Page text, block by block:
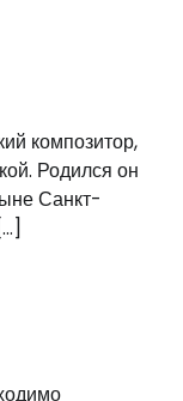
композитор,
Родился он
Санкт-